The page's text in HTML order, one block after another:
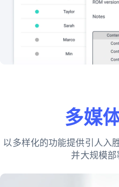
多媒
以多样化的功能提供引人入
并大规模部